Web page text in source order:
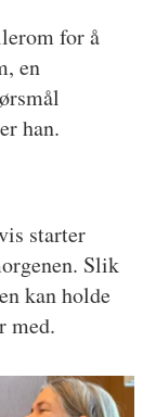
for å
en
han.
starter
Slik
kan holde
med.